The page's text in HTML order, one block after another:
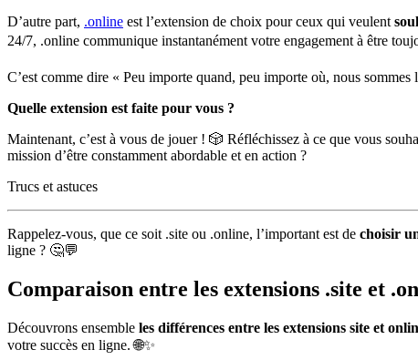
D’autre part, .online est l’extension de choix pour ceux qui veulent
24/7, .online communique instantanément votre engagement à être
C’est comme dire « Peu importe quand, peu importe où, nous
Quelle extension est faite pour vous ?
Maintenant, c’est à vous de jouer ! 🎲 Réfléchissez à ce que vous
mission d’être constamment abordable et en action ?
Trucs et astuces
Rappelez-vous, que ce soit .site ou .online, l’important est de choisir
ligne ? 🤔💬
Comparaison entre les extensions .site et
Découvrons ensemble les différences entre les extensions site et
votre succès en ligne. 🌐✨